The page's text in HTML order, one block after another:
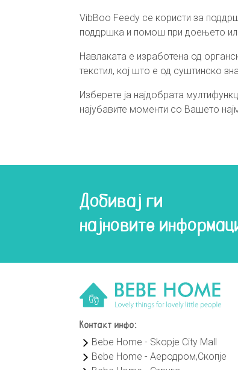
VibBoo Feedy се користи за
поддршка и помош при доењето
Навлаката е изработена од
текстил, кој што е од суштинско
Изберете ја најдобрата
најубавите моменти со Вашето
Добивај ги
најновите
Контакт инфо:
Bebe Home - Skopje City Mall
Bebe Home - Аеродром,Скопје